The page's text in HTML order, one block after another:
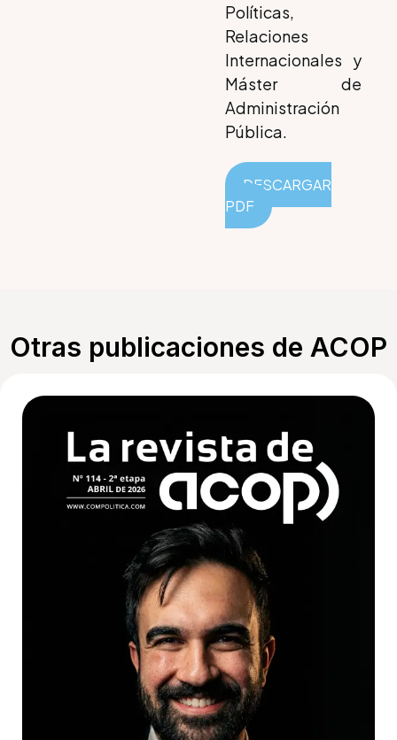
Políticas,
Relaciones
Internacionales y
Máster de
Administración
Pública.
DESCARGAR
PDF
Otras publicaciones de ACOP